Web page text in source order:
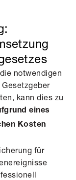
notwendigen
kann dies zu
eines
Kosten
für